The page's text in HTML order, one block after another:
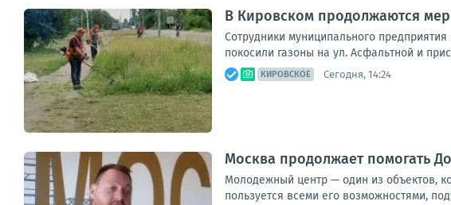
В Кировском продолжаются
Сотрудники муниципального
покосили газоны на ул. Асфальтной и
КИРОВСКОЕ Сегодня, 14:24
Москва продолжает помогать
Молодежный центр — один из объектов,
пользуется всеми его возможностями,